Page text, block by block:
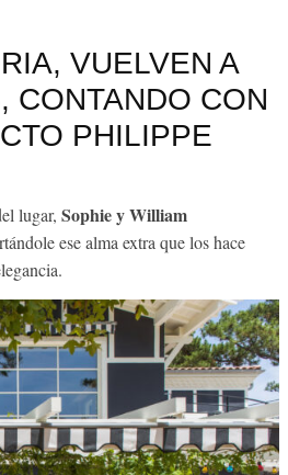
VUELVEN A
CONTANDO CON
PHILIPPE
lugar, Sophie y William
ese alma extra que los hace